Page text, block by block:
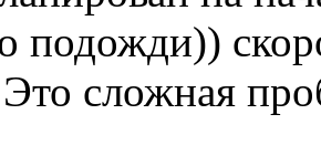
подожди))
сложная